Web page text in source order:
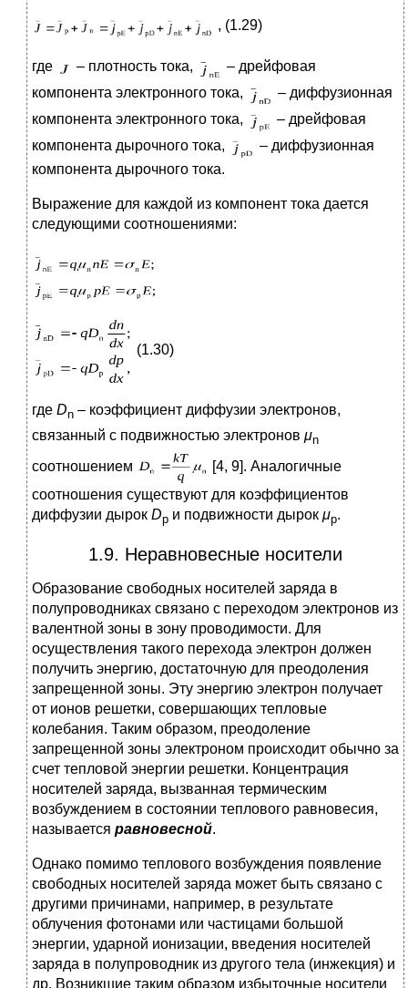
, (1.29)
где – плотность тока,
– дрейфовая
компонента электронного тока,
– диффузионная
компонента электронного тока,
– дрейфовая
компонента дырочного тока,
– диффузионная
компонента дырочного тока.
Выражение для каждой из компонент тока дается
следующими соотношениями:
(1.30)
где Dn – коэффициент диффузии электронов,
связанный с подвижностью электронов μn
соотношением
[4, 9]. Аналогичные
соотношения существуют для коэффициентов
диффузии дырок Dp и подвижности дырок μp.
1.9. Неравновесные носители
Образование свободных носителей заряда в
полупроводниках связано с переходом электронов из
валентной зоны в зону проводимости. Для
осуществления такого перехода электрон должен
получить энергию, достаточную для преодоления
запрещенной зоны. Эту энергию электрон получает
от ионов решетки, совершающих тепловые
колебания. Таким образом, преодоление
запрещенной зоны электроном происходит обычно за
счет тепловой энергии решетки. Концентрация
носителей заряда, вызванная термическим
возбуждением в состоянии теплового равновесия,
называется равновесной.
Однако помимо теплового возбуждения появление
свободных носителей заряда может быть связано с
другими причинами, например, в результате
облучения фотонами или частицами большой
энергии, ударной ионизации, введения носителей
заряда в полупроводник из другого тела (инжекция) и
др. Возникшие таким образом избыточные носители